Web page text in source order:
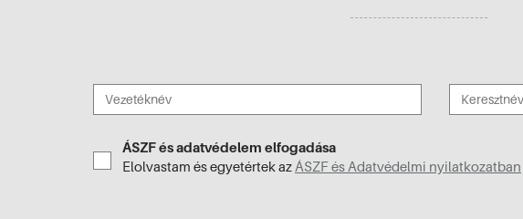
ÁSZF és adatvédelem elfogadása
Elolvastam és egyetértek az ÁSZF és Adatvédelmi nyilatkozatban